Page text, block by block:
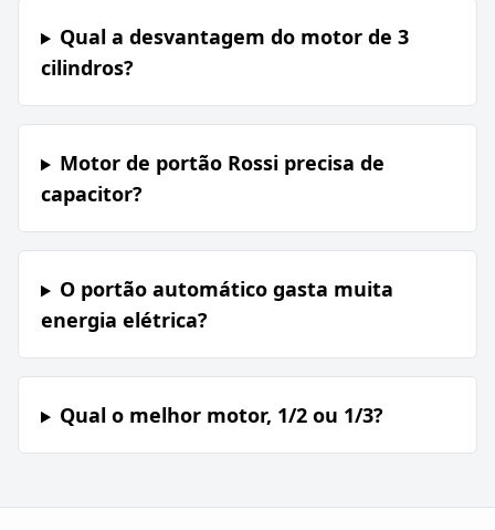
Qual a desvantagem do motor de 3
cilindros?
Motor de portão Rossi precisa de
capacitor?
O portão automático gasta muita
energia elétrica?
Qual o melhor motor, 1/2 ou 1/3?